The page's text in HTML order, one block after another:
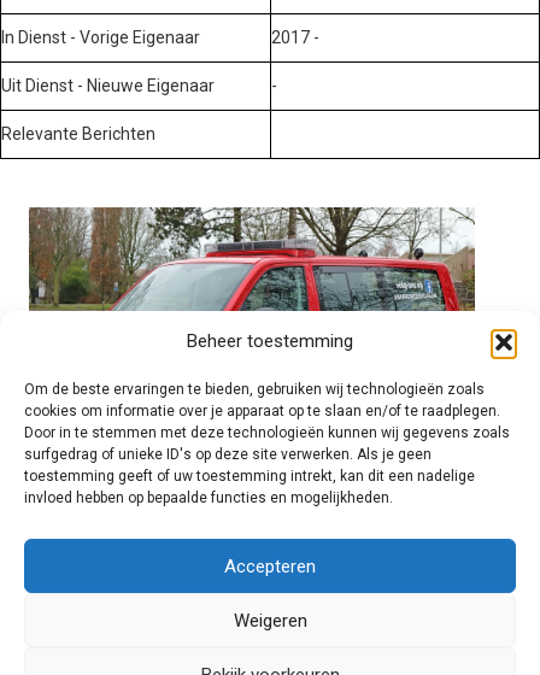
Beheer toestemming
Om de beste ervaringen te bieden, gebruiken wij technologieën zoals
cookies om informatie over je apparaat op te slaan en/of te raadplegen.
Door in te stemmen met deze technologieën kunnen wij gegevens zoals
surfgedrag of unieke ID's op deze site verwerken. Als je geen
toestemming geeft of uw toestemming intrekt, kan dit een nadelige
invloed hebben op bepaalde functies en mogelijkheden.
Accepteren
Weigeren
In Dienst - Vorige Eigenaar 2017 -
Uit Dienst - Nieuwe Eigenaar -
Relevante Berichten